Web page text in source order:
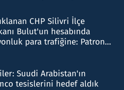
CHP Silivri İlçe
Bulut'un hesabında
para trafiğine: Patron
Suudi Arabistan'ın
tesislerini hedef aldık